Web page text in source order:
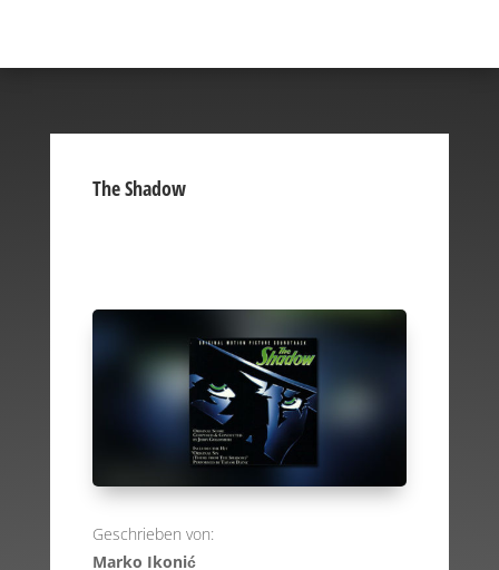
The Shadow
Geschrieben von:
Marko Ikonić